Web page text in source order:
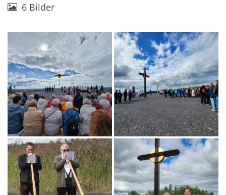
6 Bilder